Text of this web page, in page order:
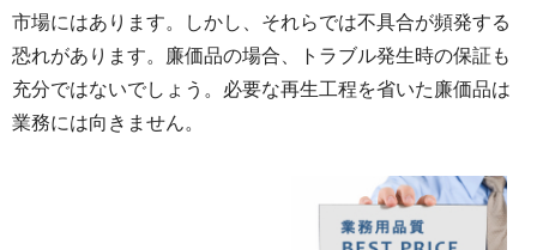
市場にはあります。しかし、それらでは不具合が頻発する
恐れがあります。廉価品の場合、トラブル発生時の保証も
充分ではないでしょう。必要な再生工程を省いた廉価品は
業務には向きません。